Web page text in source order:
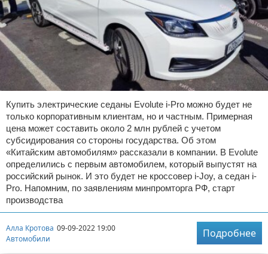
Купить электрические седаны Evolute i-Pro можно будет не
только корпоративным клиентам, но и частным. Примерная
цена может составить около 2 млн рублей с учетом
субсидирования со стороны государства. Об этом
«Китайским автомобилям» рассказали в компании. В Evolute
определились с первым автомобилем, который выпустят на
российский рынок. И это будет не кроссовер i-Joy, а седан i-
Pro. Напомним, по заявлениям минпромторга РФ, старт
производства
Алла Кротова 09-09-2022 19:00
Автомобили
Подробнее